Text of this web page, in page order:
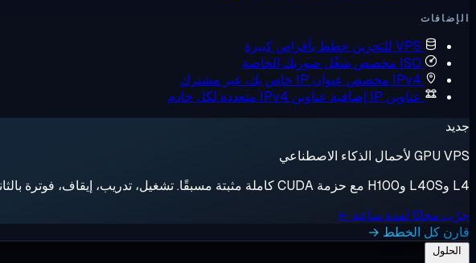
الإضافات
VPS للتخزين
خطط بأقراص كبيرة
ISO مخصص
شغّل صورتك الخاصة
IPv4 مخصص
عنوان IP خاص بك، غير مشترك
عناوين IP إضافية
عناوين IPv4 متعددة لكل خادم
جديد
GPU VPS لأحمال الذكاء الاصطناعي
L4 وL40S وH100 مع حزمة CUDA كاملة مثبتة مسبقًا. تشغيل، تدريب، إيقاف، فوترة بالثانية.
جرّب مجانًا لمدة ساعة ←
قارن كل الخطط →
الحلول